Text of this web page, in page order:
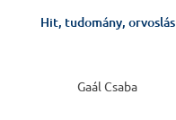
Hit, tudomány, orvoslás
Gaál Csaba